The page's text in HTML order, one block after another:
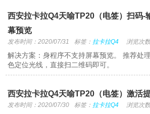
西安拉卡拉Q4天喻TP20（电签）扫码-
幕预览
发布时间：2020/07/31 标签： 拉卡拉Q4 浏览次
解决方案：身程序不支持屏幕预览。 推荐处
色定位光线，直接扫二维码即可。
西安拉卡拉Q4天喻TP20（电签）激活
发布时间：2020/07/30 标签： 拉卡拉Q4 浏览次